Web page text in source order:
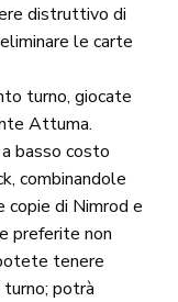
distruttivo di
le carte
turno, giocate
Attuma.
basso costo
combinandole
copie di Nimrod e
preferite non
tenere
potrà